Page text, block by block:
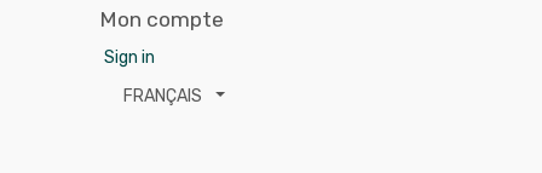
Mon compte
Sign in
FRANÇAIS